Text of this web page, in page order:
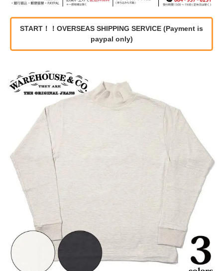
START！！OVERSEAS SHIPPING SERVICE (Payment is
paypal only)